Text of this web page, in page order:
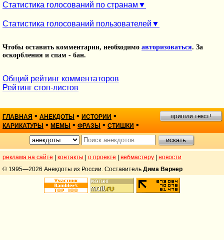
Статистика голосований по странам
Статистика голосований пользователей
Чтобы оставить комментарии, необходимо авторизоваться. За
оскорбления и спам - бан.
Общий рейтинг комментаторов
Рейтинг стоп-листов
ГЛАВНАЯ • АНЕКДОТЫ • ИСТОРИИ •
КАРИКАТУРЫ • МЕМЫ • ФРАЗЫ • СТИШКИ •
пришли текст!
реклама на сайте контакты о проекте вебмастеру
новости
© 1995—2026 Анекдоты из России. Составитель Дима Вернер